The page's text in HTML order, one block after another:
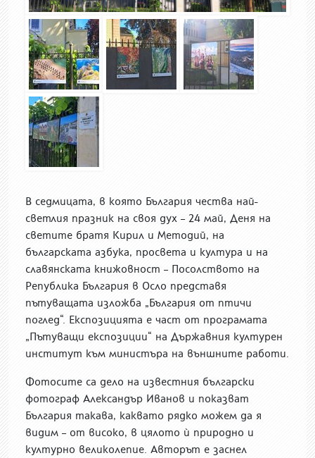
В седмицата, в която България чества най-
светлия празник на своя дух – 24 май, Деня на
светите братя Кирил и Методий, на
българската азбука, просвета и култура и на
славянската книжовност – Посолството на
Република България в Осло представя
пътуващата изложба „България от птичи
поглед“. Експозицията е част от програмата
„Пътуващи експозиции“ на Държавния културен
институт към министъра на външните работи.
Фотосите са дело на известния български
фотограф Александър Иванов и показват
България такава, каквато рядко можем да я
видим – от високо, в цялото ѝ природно и
културно великолепие. Авторът е заснел